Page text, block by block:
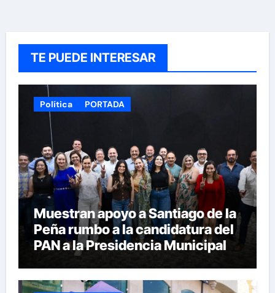
TE PUEDE INTERESAR
Política PORTADA
Muestran apoyo a Santiago de la
Peña rumbo a la candidatura del
PAN a la Presidencia Municipal